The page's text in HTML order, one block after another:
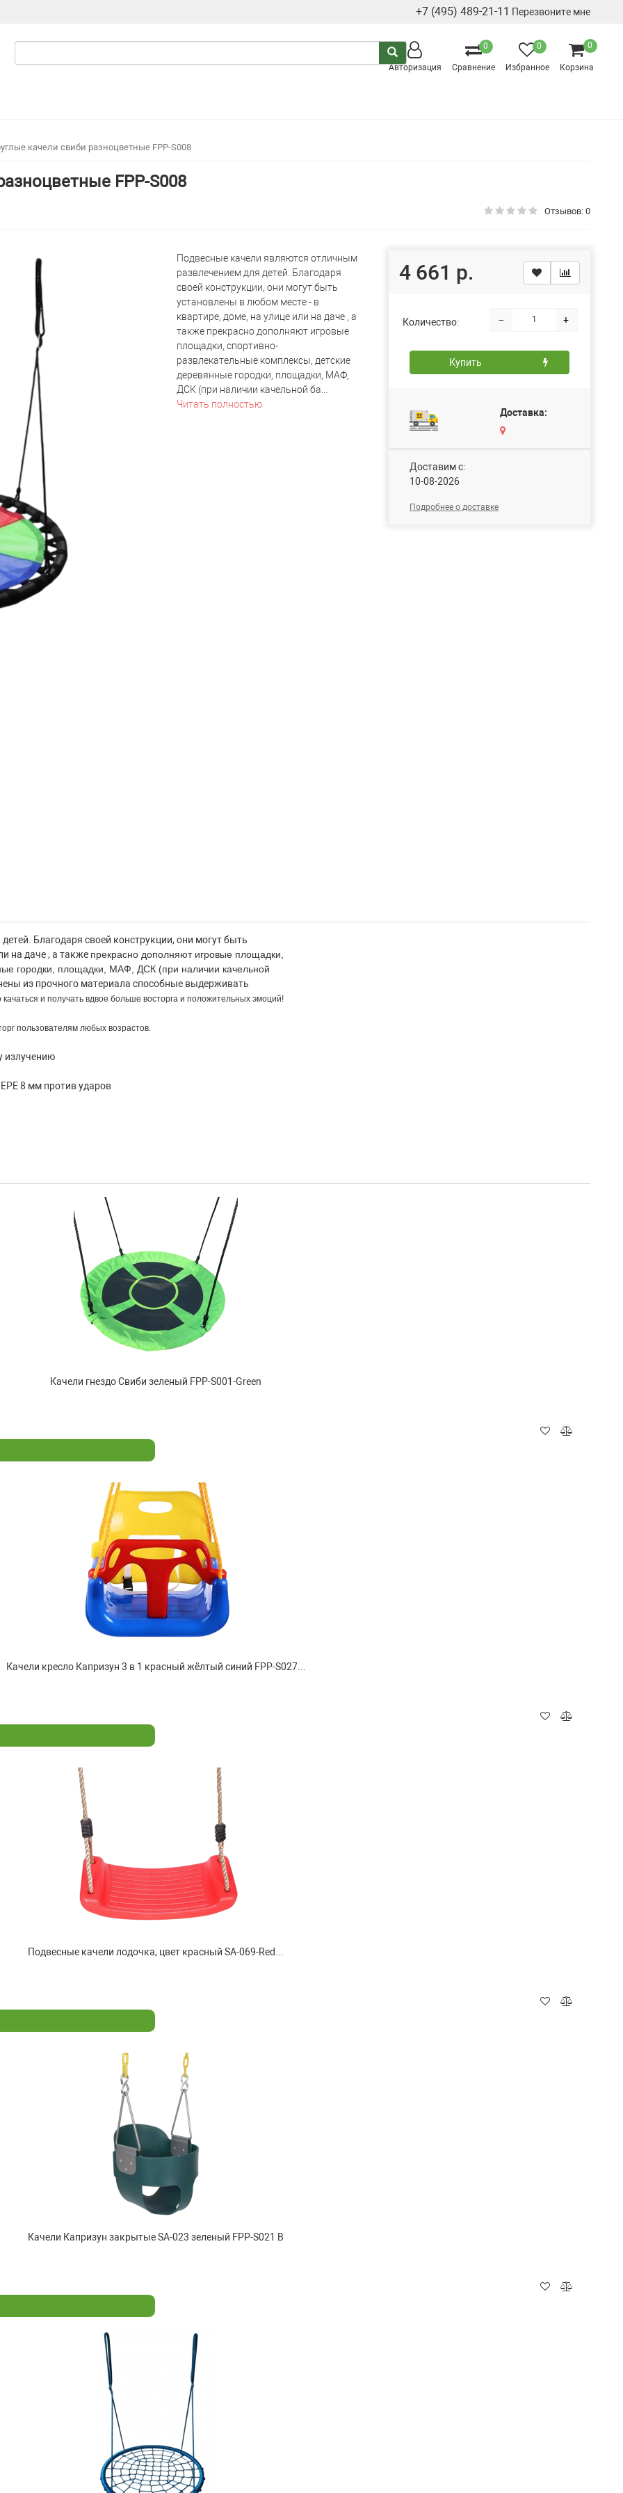
+7 (495) 489-21-11 Перезвоните мне
Авторизация
0
Сравнение
0
Избранное
0
Корзина
качели свиби разноцветные FPP-S008
FPP-S008
Отзывов: 0
Подвесные качели являются отличным
развлечением для детей. Благодаря
своей конструкции, они могут быть
установлены в любом месте - в
квартире, доме, на улице или на даче , а
также прекрасно дополняют игровые
площадки, спортивно-
развлекательные комплексы, детские
деревянные городки, площадки, МАФ,
ДСК (при наличии качельной ба...
Читать полностью
4 661 р.
Количество: − +
Купить
Доставка:
Доставим c:
10-08-2026
Подробнее о доставке
Благодаря своей конструкции, они могут быть
на даче , а также прекрасно дополняют игровые площадки,
городки, площадки, МАФ, ДСК (при наличии качельной
из прочного материала способные выдерживать
и получать вдвое больше восторга и положительных эмоций!
пользователям любых возрастов.
излучению
8 мм против ударов
Качели гнездо Свиби зеленый FPP-S001-Green
Качели кресло Капризун 3 в 1 красный жёлтый синий FPP-S027...
Подвесные качели лодочка, цвет красный SA-069-Red...
Качели Капризун закрытые SA-023 зеленый FPP-S021 B